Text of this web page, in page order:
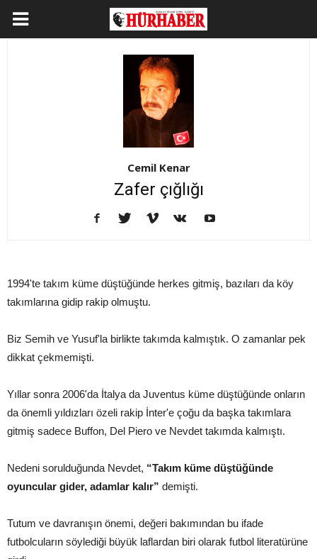
Cemil Kenar
Zafer çığlığı
1994'te takım küme düştüğünde herkes gitmiş, bazıları da köy
takımlarına gidip rakip olmuştu.
Biz Semih ve Yusuf'la birlikte takımda kalmıştık. O zamanlar pek
dikkat çekmemişti.
Yıllar sonra 2006'da İtalya da Juventus küme düştüğünde onların
da önemli yıldızları özeli rakip İnter'e çoğu da başka takımlara
gitmiş sadece Buffon, Del Piero ve Nevdet takımda kalmıştı.
Nedeni sorulduğunda Nevdet, “Takım küme düştüğünde
oyuncular gider, adamlar kalır” demişti.
Tutum ve davranışın önemi, değeri bakımından bu ifade
futbolcuların söylediği büyük laflardan biri olarak futbol literatürüne